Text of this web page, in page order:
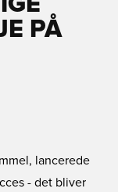
PÅ
lancerede
- det bliver